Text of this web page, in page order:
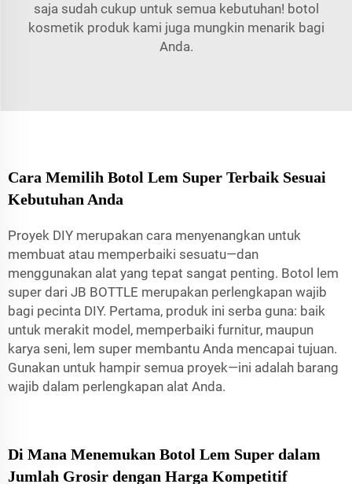
saja sudah cukup untuk semua kebutuhan! botol
kosmetik produk kami juga mungkin menarik bagi
Anda.
Cara Memilih Botol Lem Super Terbaik Sesuai
Kebutuhan Anda
Proyek DIY merupakan cara menyenangkan untuk
membuat atau memperbaiki sesuatu—dan
menggunakan alat yang tepat sangat penting. Botol lem
super dari JB BOTTLE merupakan perlengkapan wajib
bagi pecinta DIY. Pertama, produk ini serba guna: baik
untuk merakit model, memperbaiki furnitur, maupun
karya seni, lem super membantu Anda mencapai tujuan.
Gunakan untuk hampir semua proyek—ini adalah barang
wajib dalam perlengkapan alat Anda.
Di Mana Menemukan Botol Lem Super dalam
Jumlah Grosir dengan Harga Kompetitif